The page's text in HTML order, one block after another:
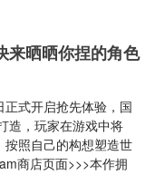
来晒晒你捏的角色
式开启抢先体验，国
造，玩家在游戏中将
照自己的构想塑造世
商店页面>>>本作拥